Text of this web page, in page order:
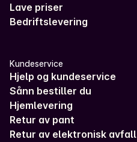
Lave priser
Bedriftslevering
Kundeservice
Hjelp og kundeservice
Sånn bestiller du
Hjemlevering
Retur av pant
Retur av elektronisk avfall